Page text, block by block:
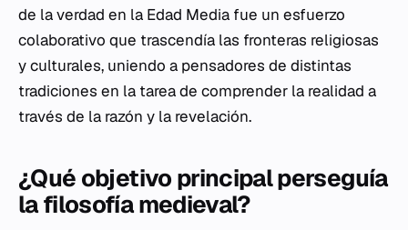
de la verdad en la Edad Media fue un esfuerzo
colaborativo que trascendía las fronteras religiosas
y culturales, uniendo a pensadores de distintas
tradiciones en la tarea de comprender la realidad a
través de la razón y la revelación.
¿Qué objetivo principal perseguía
la filosofía medieval?